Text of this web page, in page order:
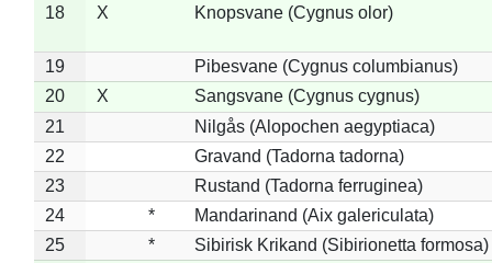
18
X Knopsvane (Cygnus olor)
19
Pibesvane (Cygnus columbianus)
20
X
Sangsvane (Cygnus cygnus)
21
Nilgås (Alopochen aegyptiaca)
22
Gravand (Tadorna tadorna)
23
Rustand (Tadorna ferruginea)
24
*
Mandarinand (Aix galericulata)
25
*
Sibirisk Krikand (Sibirionetta formosa)